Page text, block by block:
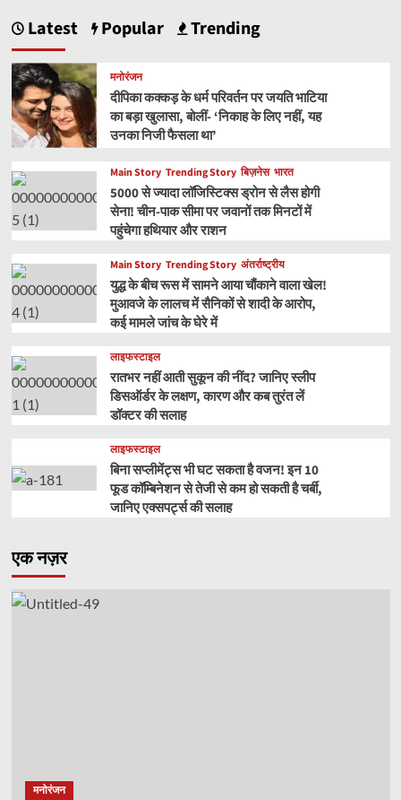
Latest Popular Trending
मनोरंजन
दीपिका कक्कड़ के धर्म परिवर्तन पर जयति भाटिया
का बड़ा खुलासा, बोलीं- ‘निकाह के लिए नहीं, यह
उनका निजी फैसला था’
Main Story Trending Story बिज़नेस भारत
5000 से ज्यादा लॉजिस्टिक्स ड्रोन से लैस होगी
सेना! चीन-पाक सीमा पर जवानों तक मिनटों में
पहुंचेगा हथियार और राशन
Main Story Trending Story अंतर्राष्ट्रीय
युद्ध के बीच रूस में सामने आया चौंकाने वाला खेल!
मुआवजे के लालच में सैनिकों से शादी के आरोप,
कई मामले जांच के घेरे में
लाइफस्टाइल
रातभर नहीं आती सुकून की नींद? जानिए स्लीप
डिसऑर्डर के लक्षण, कारण और कब तुरंत लें
डॉक्टर की सलाह
लाइफस्टाइल
बिना सप्लीमेंट्स भी घट सकता है वजन! इन 10
फूड कॉम्बिनेशन से तेजी से कम हो सकती है चर्बी,
जानिए एक्सपर्ट्स की सलाह
एक नज़र
मनोरंजन